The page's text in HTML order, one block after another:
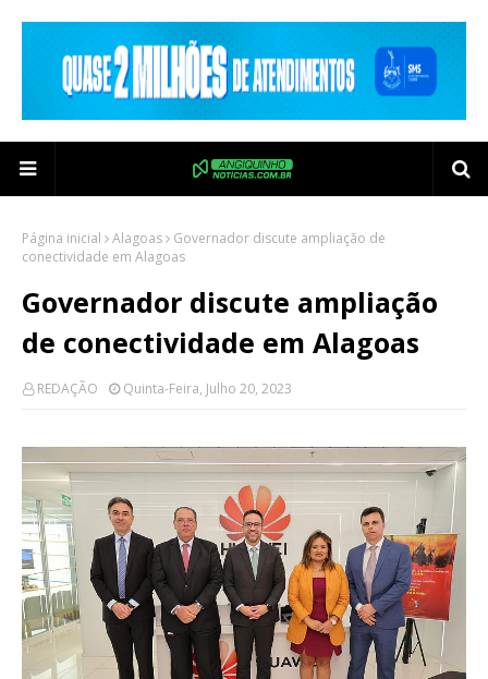
Página inicial Alagoas
Governador discute ampliação de
conectividade em Alagoas
Governador discute ampliação
de conectividade em Alagoas
REDAÇÃO Quinta-Feira, Julho 20, 2023